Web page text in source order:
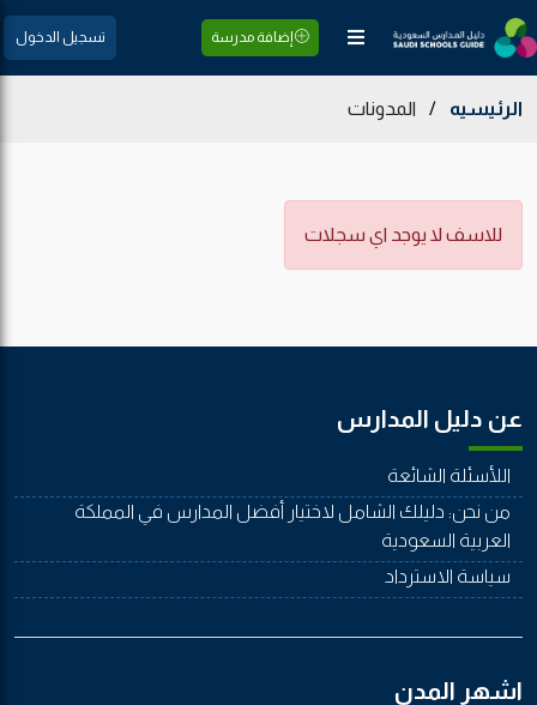
إضافة مدرسة تسجيل الدخول
الرئيسيه / المدونات
للاسف لا يوجد اي سجلات
عن دليل المدارس
اللأسئلة الشائعة
من نحن: دليلك الشامل لاختيار أفضل المدارس في المملكة
العربية السعودية
سياسة الاسترداد
اشهر المدن